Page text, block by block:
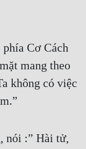
Cơ Cách
mang theo
không có việc
nói :” Hài tử,